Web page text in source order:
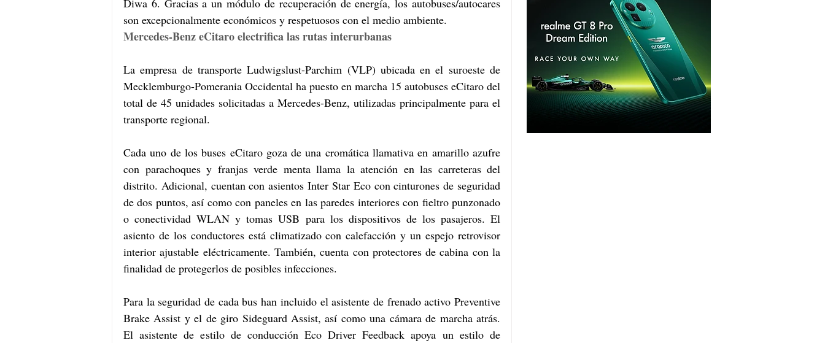
Diwa 6. Gracias a un módulo de recuperación de energía, los autobuses/autocares
son excepcionalmente económicos y respetuosos con el medio ambiente.
Mercedes-Benz eCitaro electrifica las rutas interurbanas
La empresa de transporte Ludwigslust-Parchim (VLP) ubicada en el suroeste de
Mecklemburgo-Pomerania Occidental ha puesto en marcha 15 autobuses eCitaro del
total de 45 unidades solicitadas a Mercedes-Benz, utilizadas principalmente para el
transporte regional.
Cada uno de los buses eCitaro goza de una cromática llamativa en amarillo azufre
con parachoques y franjas verde menta llama la atención en las carreteras del
distrito. Adicional, cuentan con asientos Inter Star Eco con cinturones de seguridad
de dos puntos, así como con paneles en las paredes interiores con fieltro punzonado
o conectividad WLAN y tomas USB para los dispositivos de los pasajeros. El
asiento de los conductores está climatizado con calefacción y un espejo retrovisor
interior ajustable eléctricamente. También, cuenta con protectores de cabina con la
finalidad de protegerlos de posibles infecciones.
Para la seguridad de cada bus han incluido el asistente de frenado activo Preventive
Brake Assist y el de giro Sideguard Assist, así como una cámara de marcha atrás.
El asistente de estilo de conducción Eco Driver Feedback apoya un estilo de